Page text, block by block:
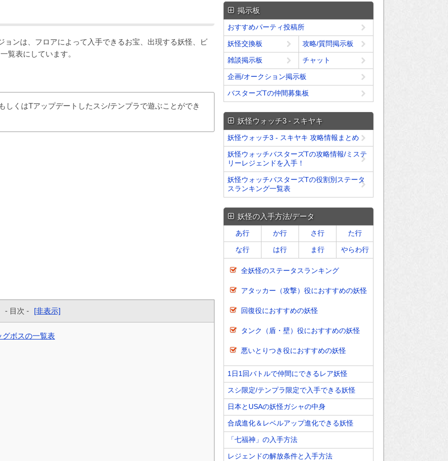
ンは、フロアによって入手できるお宝、出現する妖怪、ビ
覧表にしています。
くはTアップデートしたスシ/テンプラで遊ぶことができ
- 目次 - [非表示]
グボスの一覧表
掲示板
おすすめパーティ投稿所
妖怪交換板 攻略/質問掲示板
雑談掲示板 チャット
企画/オークション掲示板
バスターズTの仲間募集板
妖怪ウォッチ3 - スキヤキ
妖怪ウォッチ3 - スキヤキ 攻略情報まとめ
妖怪ウォッチバスターズTの攻略情報/ミステ
リーレジェンドを入手！
妖怪ウォッチバスターズTの役割別ステータ
スランキング一覧表
妖怪の入手方法/データ
あ行 か行 さ行 た行
な行 は行 ま行 やらわ行
全妖怪のステータスランキング
アタッカー（攻撃）役におすすめの妖怪
回復役におすすめの妖怪
タンク（盾・壁）役におすすめの妖怪
悪いとりつき役におすすめの妖怪
1日1回バトルで仲間にできるレア妖怪
スシ限定/テンプラ限定で入手できる妖怪
日本とUSAの妖怪ガシャの中身
合成進化＆レベルアップ進化できる妖怪
「七福神」の入手方法
レジェンドの解放条件と入手方法